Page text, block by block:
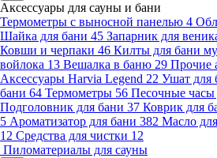
Аксессуары для сауны и бани
Термометры с выносной панелью 4
Шайка для бани 45 Запарник для
Ковши и черпаки 46 Килты для бани
войлока 13 Вешалка в баню 29 Прочие
Аксессуары Harvia Legend 22 Ушат для
бани 64 Термометры 56 Песочные часы
Подголовник для бани 37 Коврик для
5 Ароматизатор для бани 382 Масло
12 Средства для чистки 12
Пиломатериалы для сауны